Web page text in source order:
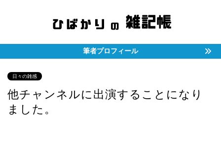
筆者プロフィール
日々の雑感
他チャンネルに出演することになり
ました。